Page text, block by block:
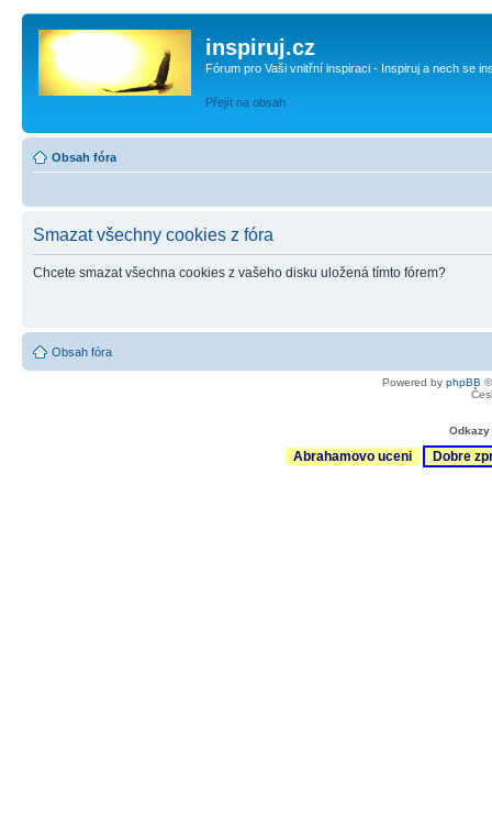
inspiruj.cz
Fórum pro Vaši vnitřní inspiraci - Inspiruj a nech se
Přejít na obsah
Obsah fóra
Smazat všechny cookies z fóra
Chcete smazat všechna cookies z vašeho disku uložená tímto fórem?
Obsah fóra
Powered by phpBB
Abrahamovo uceni Dobre